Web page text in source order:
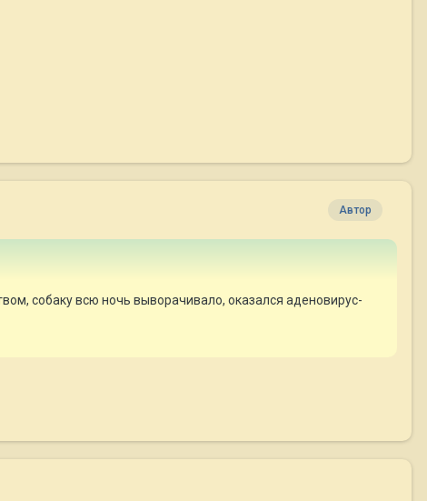
Автор
собаку всю ночь выворачивало, оказался аденовирус-